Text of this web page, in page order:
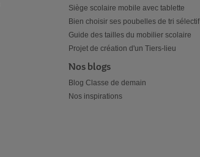
Siège scolaire mobile avec tablette
Bien choisir ses poubelles de tri sélectif
Guide des tailles du mobilier scolaire
Projet de création d'un Tiers-lieu
Nos blogs
Blog Classe de demain
Nos inspirations